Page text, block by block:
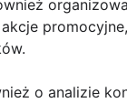
o analizie